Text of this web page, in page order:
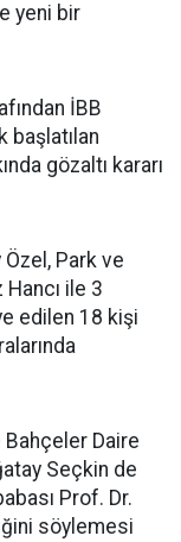
yeni bir
İBB
başlatılan
gözaltı kararı
Özel, Park ve
ile 3
edilen 18 kişi
Daire
Seçkin de
Prof. Dr.
söylemesi